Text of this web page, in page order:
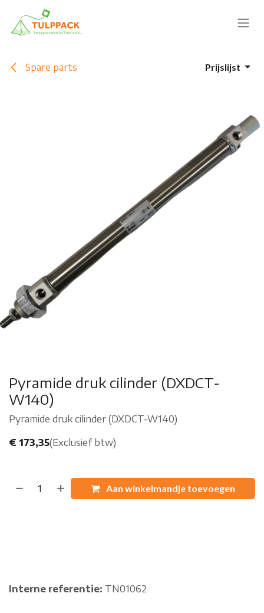
Overslaan naar inhoud
Spare parts Prijslijst
Pyramide druk cilinder (DXDCT-
W140)
Pyramide druk cilinder (DXDCT-W140)
€ 173,35(Exclusief btw)
Aan winkelmandje toevoegen
Interne referentie: TN01062